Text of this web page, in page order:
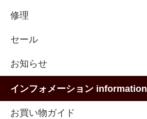
修理
セール
お知らせ
インフォメーション information
お買い物ガイド